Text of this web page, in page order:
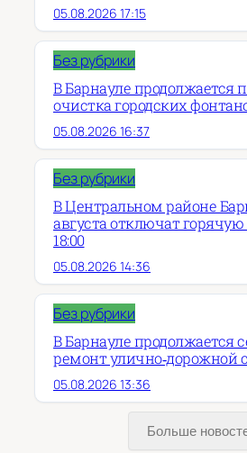
05.08.2026 17:15
Без рубрики
В Барнауле продолжается
очистка городских
05.08.2026 16:37
Без рубрики
В Центральном районе
августа отключат горячую
18:00
05.08.2026 14:36
Без рубрики
В Барнауле продолжается
ремонт улично‑дорожной
05.08.2026 13:36
Больше